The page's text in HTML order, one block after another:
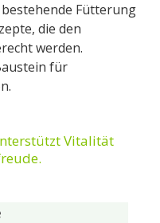
Fütterung
die den
werden.
für
Vitalität